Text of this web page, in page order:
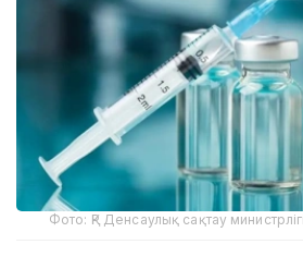
Фото: ҚР Денсаулық сақтау министрлігі